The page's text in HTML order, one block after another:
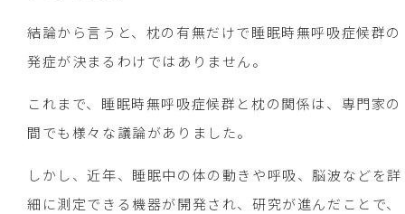
結論から言うと、枕の有無だけで睡眠時無呼吸症候群の
発症が決まるわけではありません。
これまで、睡眠時無呼吸症候群と枕の関係は、専門家の
間でも様々な議論がありました。
しかし、近年、睡眠中の体の動きや呼吸、脳波などを詳
細に測定できる機器が開発され、研究が進んだことで、